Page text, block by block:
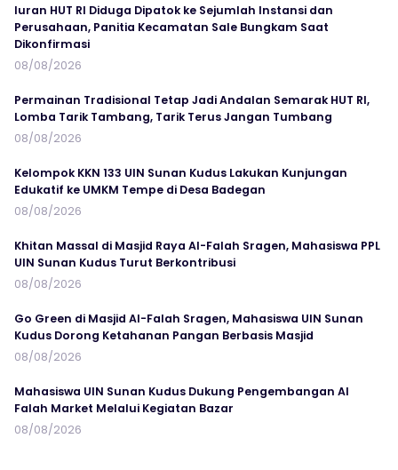
Iuran HUT RI Diduga Dipatok ke Sejumlah Instansi dan
Perusahaan, Panitia Kecamatan Sale Bungkam Saat
Dikonfirmasi
08/08/2026
Permainan Tradisional Tetap Jadi Andalan Semarak HUT RI,
Lomba Tarik Tambang, Tarik Terus Jangan Tumbang
08/08/2026
Kelompok KKN 133 UIN Sunan Kudus Lakukan Kunjungan
Edukatif ke UMKM Tempe di Desa Badegan
08/08/2026
Khitan Massal di Masjid Raya Al-Falah Sragen, Mahasiswa PPL
UIN Sunan Kudus Turut Berkontribusi
08/08/2026
Go Green di Masjid Al-Falah Sragen, Mahasiswa UIN Sunan
Kudus Dorong Ketahanan Pangan Berbasis Masjid
08/08/2026
Mahasiswa UIN Sunan Kudus Dukung Pengembangan Al
Falah Market Melalui Kegiatan Bazar
08/08/2026